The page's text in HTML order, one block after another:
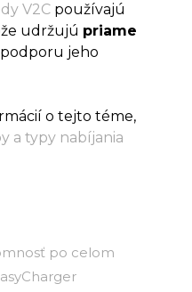
V2C používajú
udržujú priame
jeho
o tejto téme,
a typy nabíjania
po celom